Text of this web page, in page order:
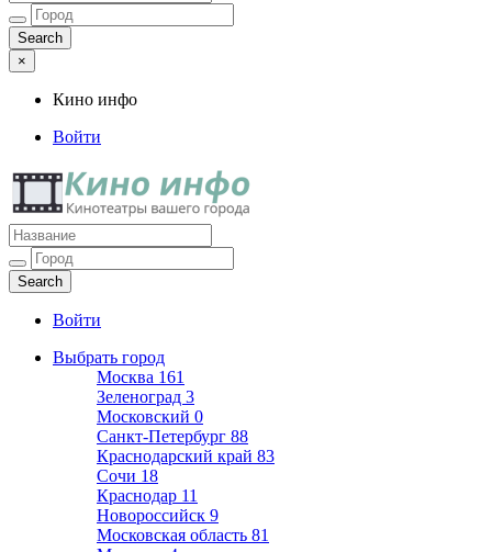
×
Кино инфо
Войти
Кино инфо
Кинотеатры вашего города
Войти
Выбрать город
Москва 161
Зеленоград 3
Московский 0
Санкт-Петербург 88
Краснодарский край 83
Сочи 18
Краснодар 11
Новороссийск 9
Московская область 81